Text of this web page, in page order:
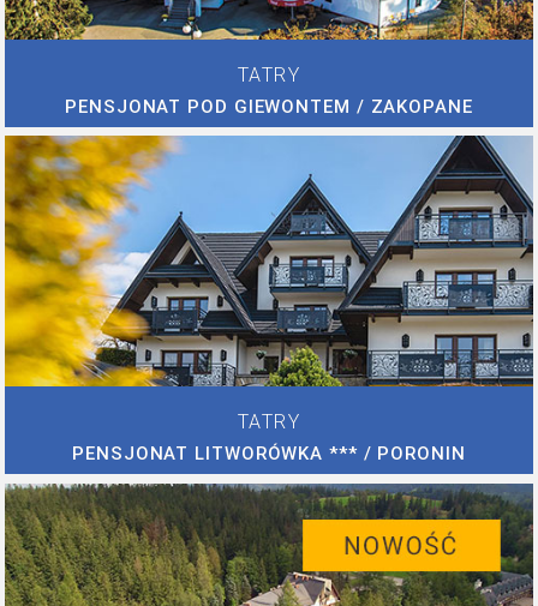
TATRY
PENSJONAT POD GIEWONTEM / ZAKOPANE
TATRY
PENSJONAT LITWORÓWKA *** / PORONIN